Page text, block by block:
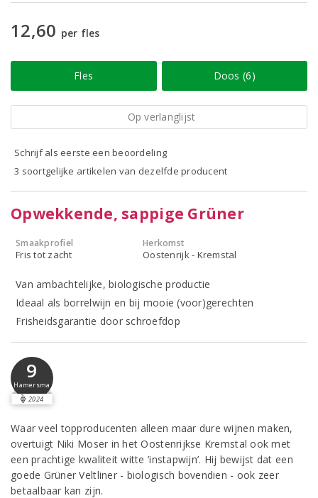
12,60 per fles
Fles Doos (6)
Op verlanglijst
Schrijf als eerste een beoordeling
3 soortgelijke artikelen van dezelfde producent
Opwekkende, sappige Grüner
Smaakprofiel
Fris tot zacht
Herkomst
Oostenrijk - Kremstal
Van ambachtelijke, biologische productie
Ideaal als borrelwijn en bij mooie (voor)gerechten
Frisheidsgarantie door schroefdop
9
Hamersma
2024
Waar veel topproducenten alleen maar dure wijnen maken,
overtuigt Niki Moser in het Oostenrijkse Kremstal ook met
een prachtige kwaliteit witte ’instapwijn’. Hij bewijst dat een
goede Grüner Veltliner - biologisch bovendien - ook zeer
betaalbaar kan zijn.